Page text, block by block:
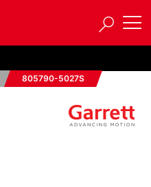
805790-5027S